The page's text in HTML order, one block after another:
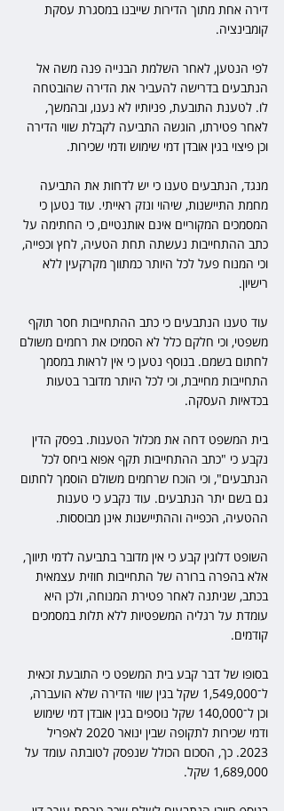
דירה אחת מתוך הדירות שייבנו במסגרת עסקת
קומבינציה.
לפי הנטען, לאחר השלמת הבנייה פנה משה אל
הנתבעים בדרישה להעביר את הדירה שהובטחה
לו. לטענת התובעת, פניותיו לא נענו, ובהמשך,
לאחר פטירתו, הוגשה התביעה לקבלת שווי הדירה
וכן פיצוי בגין אובדן דמי שימוש ודמי שכירות.
מנגד, הנתבעים טענו כי יש לדחות את התביעה
מחמת התיישנות, שיהוי ונזק ראייתי. עוד נטען כי
המסמכים המקוריים אינם אותנטיים, כי החתימה על
כתב ההתחייבות נעשתה תחת הטעיה, לחץ וכפייה,
וכי המנוח פעל לכל היותר כמתווך מקרקעין ללא
רישיון.
עוד טענו הנתבעים כי כתב ההתחייבות חסר תוקף
משפטי, וכי חלקם כלל לא הסמיכו את רחמים משולם
לחתום בשמם. בנוסף נטען כי אין לראות במסמך
התחייבות מחייבת, וכי לכל היותר מדובר בטעות
בכדאיות העסקה.
בית המשפט דחה את מכלול הטענות. בפסק הדין
נקבע כי "כתב ההתחייבות תקף אפוא ביחס לכל
הנתבעים", וכי הוכח שרחמים משולם הוסמך לחתום
גם בשם יתר הנתבעים. עוד נקבע כי טענות
ההטעיה, הכפייה וההתיישנות אינן מבוססות.
השופט דלוגין קבע כי אין מדובר בתביעה לדמי תיווך,
אלא בהפרה ברורה של התחייבות חוזית עצמאית
בכתב, שניתנה לאחר פטירת המנוחה, ולכן היא
עומדת על רגליה המשפטיות ללא תלות במסמכים
קודמים.
בסופו של דבר קבע בית המשפט כי התובעת זכאית
ל־1,549,000 שקל בגין שווי הדירה שלא הועברה,
וכן ל־140,000 שקל נוספים בגין אובדן דמי שימוש
ודמי שכירות לתקופה שבין ינואר 2020 לאפריל
2023. כך, הסכום הכולל שנפסק לטובתה עומד על
1,689,000 שקל.